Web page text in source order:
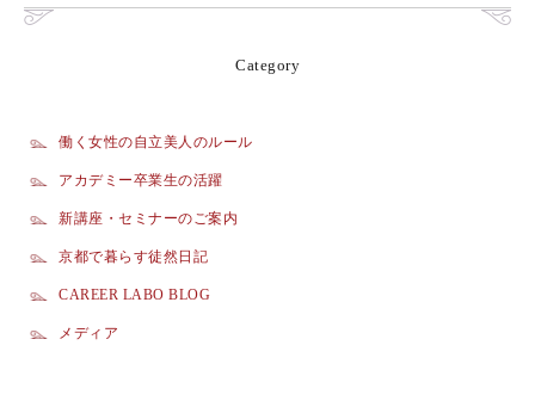
Category
働く女性の自立美人のルール
アカデミー卒業生の活躍
新講座・セミナーのご案内
京都で暮らす徒然日記
CAREER LABO BLOG
メディア